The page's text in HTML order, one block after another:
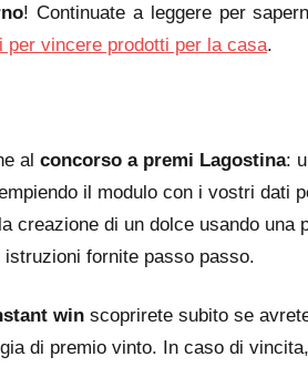
! Continuate a leggere per
per vincere prodotti per la casa.
al concorso a premi Lagostina:
il modulo con i vostri dati
creazione di un dolce usando una
fornite passo passo.
win scoprirete subito se
di premio vinto. In caso di